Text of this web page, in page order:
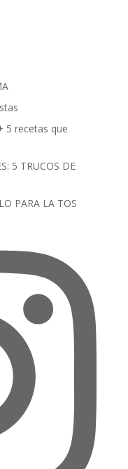
5 recetas que
5 TRUCOS DE
PARA LA TOS